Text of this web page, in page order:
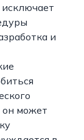
и
он может